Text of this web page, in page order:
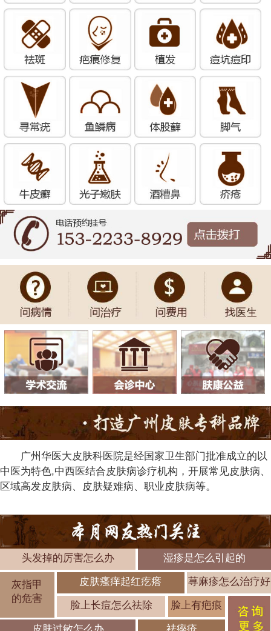
广州华医大皮肤科医院是经国家卫生部门批准成立的以
中医为特色,中西医结合皮肤病诊疗机构，开展常见皮肤病、
区域高发皮肤病、皮肤疑难病、职业皮肤病等。
头发掉的厉害怎么办 湿疹是怎么引起的
灰指甲
的危害
皮肤瘙痒起红疙瘩 荨麻疹怎么治疗好
脸上长痘怎么祛除 脸上有疤痕